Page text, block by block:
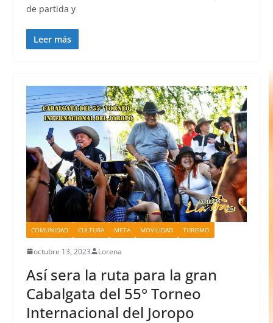
de partida y
Leer más
COMUNIDAD CULTURA META MOVILIDAD TURISMO
octubre 13, 2023 Lorena
Así sera la ruta para la gran
Cabalgata del 55° Torneo
Internacional del Joropo